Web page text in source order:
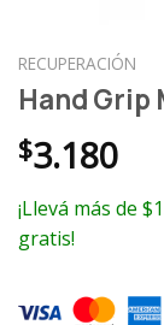
RECUPERACIÓN
Hand Grip
$3.180
¡Llevá más de
gratis!